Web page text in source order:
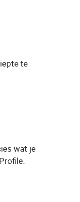
te
wat je